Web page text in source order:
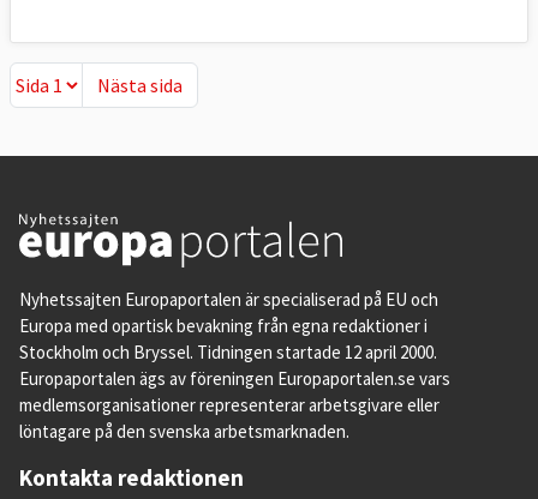
Nästa sida
Nästa sida
Nyhetssajten Europaportalen är specialiserad på EU och
Europa med opartisk bevakning från egna redaktioner i
Stockholm och Bryssel. Tidningen startade 12 april 2000.
Europaportalen ägs av föreningen Europaportalen.se vars
medlemsorganisationer representerar arbetsgivare eller
löntagare på den svenska arbetsmarknaden.
Kontakta redaktionen